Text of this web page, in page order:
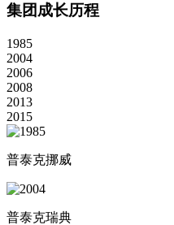
集团成长历程
1985
2004
2006
2008
2013
2015
普泰克挪威
普泰克瑞典